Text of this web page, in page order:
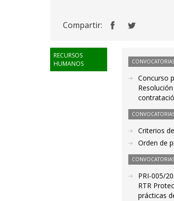
Compartir:
RECURSOS
HUMANOS
Concurso
Criterios
Orden de
PRI-005/
RTR
prácticas